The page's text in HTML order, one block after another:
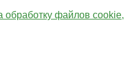
обработку файлов cookie,